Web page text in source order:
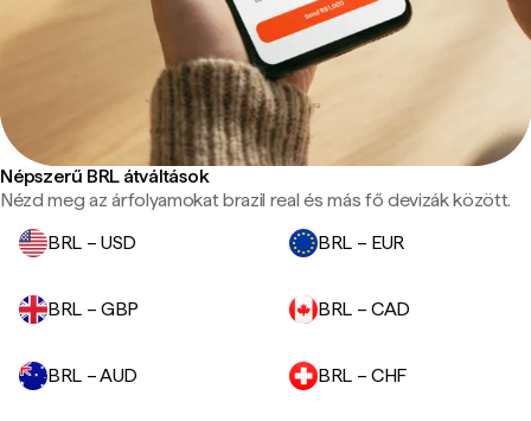
Népszerű BRL átváltások
Nézd meg az árfolyamokat brazil real és más fő devizák között.
BRL – USD
BRL – EUR
BRL – GBP BRL – CAD
BRL – AUD BRL – CHF